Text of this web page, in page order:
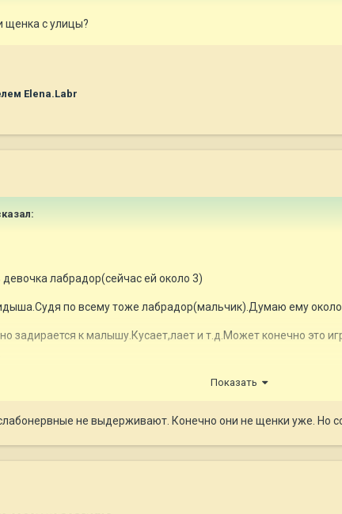
щенка с улицы?
Elena.Labr
лабрадор(сейчас ей около 3)
по всему тоже лабрадор(мальчик).Думаю ему около
задирается к малышу.Кусает,лает и т.д.Может конечно это
Показать
не выдерживают. Конечно они не щенки уже. Но